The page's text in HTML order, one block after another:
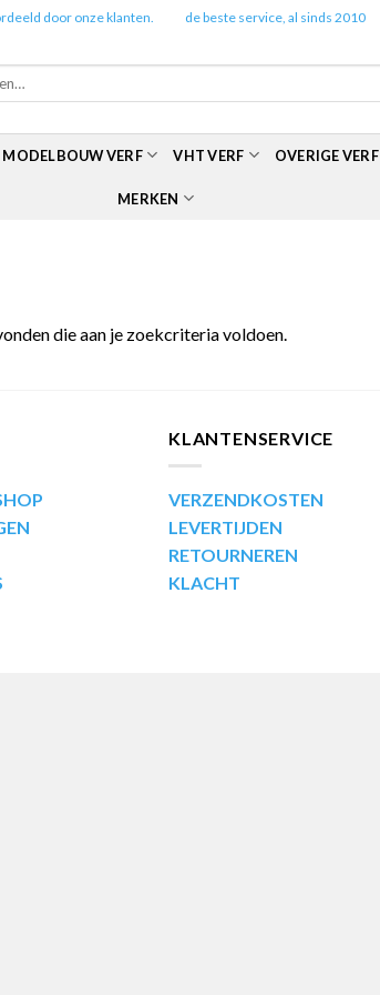
door onze klanten. de beste service, al sinds 2010
MODELBOUW VERF VHT VERF OVERIGE VERF
MERKEN
die aan je zoekcriteria voldoen.
KLANTENSERVICE
VERZENDKOSTEN
LEVERTIJDEN
RETOURNEREN
KLACHT